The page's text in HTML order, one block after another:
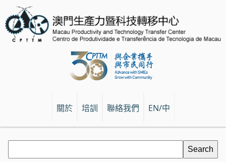
關於 培訓 聯絡我們 EN/中